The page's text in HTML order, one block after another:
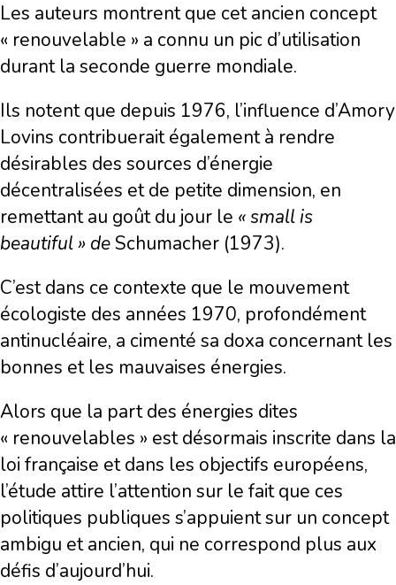
Les auteurs montrent que cet ancien concept
« renouvelable » a connu un pic d’utilisation
durant la seconde guerre mondiale.
Ils notent que depuis 1976, l’influence d’Amory
Lovins contribuerait également à rendre
désirables des sources d’énergie
décentralisées et de petite dimension, en
remettant au goût du jour le « small is
beautiful » deSchumacher (1973).
C’est dans ce contexte que le mouvement
écologiste des années 1970, profondément
antinucléaire, a cimenté sa doxa concernant les
bonnes et les mauvaises énergies.
Alors que la part des énergies dites
« renouvelables » est désormais inscrite dans la
loi française et dans les objectifs européens,
l’étude attire l’attention sur le fait que ces
politiques publiques s’appuient sur un concept
ambigu et ancien, qui ne correspond plus aux
défis d’aujourd’hui.